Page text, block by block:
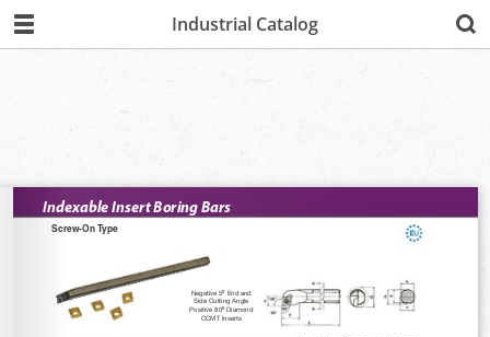
Industrial Catalog